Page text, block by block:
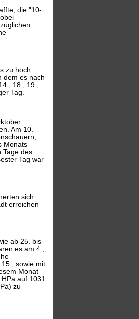
die "10-
zu hoch
dem es nach
18., 19.,
Tag.
Am 10.
Monats
Tage des
Tag war
sich
erreichen
ab 25. bis
es am 4.,
sowie mit
Monat
auf 1031
zu